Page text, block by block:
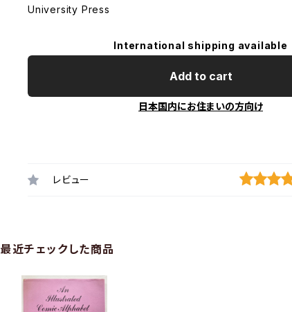
University Press
International shipping available
Add to cart
日本国内にお住まいの方向け
レビュー
最近チェックした商品